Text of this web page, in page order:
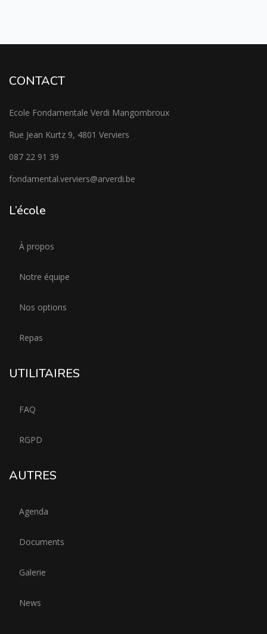
CONTACT
Ecole Fondamentale Verdi Mangombroux
Rue Jean Kurtz 9, 4801 Verviers
087 22 91 39
fondamental.verviers@arverdi.be
L’école
À propos
Notre équipe
Nos options
Repas
UTILITAIRES
FAQ
RGPD
AUTRES
Agenda
Documents
Galerie
News